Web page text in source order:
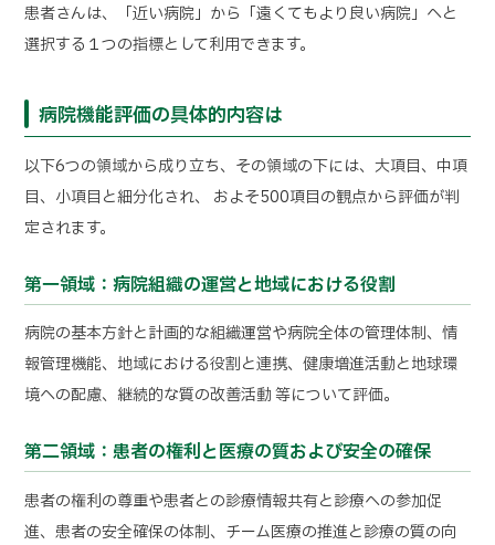
患者さんは、「近い病院」から「遠くてもより良い病院」へと
選択する１つの指標として利用できます。
病院機能評価の具体的内容は
以下6つの領域から成り立ち、その領域の下には、大項目、中項
目、小項目と細分化され、 およそ500項目の観点から評価が判
定されます。
第一領域：病院組織の運営と地域における役割
病院の基本方針と計画的な組織運営や病院全体の管理体制、情
報管理機能、地域における役割と連携、健康増進活動と地球環
境への配慮、継続的な質の改善活動 等について評価。
第二領域：患者の権利と医療の質および安全の確保
患者の権利の尊重や患者との診療情報共有と診療への参加促
進、患者の安全確保の体制、チーム医療の推進と診療の質の向